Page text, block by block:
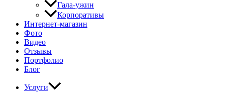
Гала-ужин
Корпоративы
Интернет-магазин
Фото
Видео
Отзывы
Портфолио
Блог
Услуги